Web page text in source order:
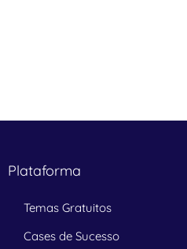
Plataforma
Temas Gratuitos
Cases de Sucesso